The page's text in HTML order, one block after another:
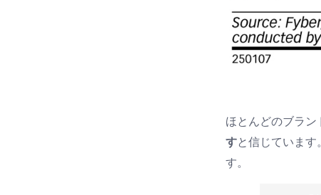
ほとんどのブラン
すと信じていま
す。